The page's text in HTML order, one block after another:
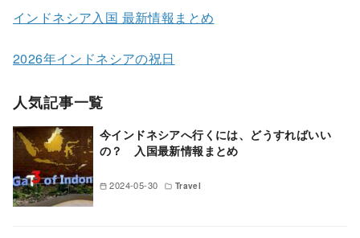
インドネシア入国 最新情報まとめ
2026年インドネシアの祝日
人気記事一覧
今インドネシアへ行くには、どうすればいい
の？ 入国最新情報まとめ
2024-05-30 Travel